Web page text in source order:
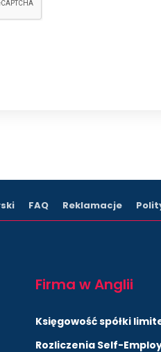
FAQ Reklamacje
Firma w Anglii
Księgowość spółki
Rozliczenia Self-